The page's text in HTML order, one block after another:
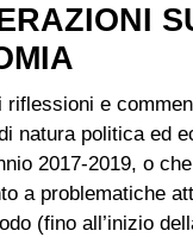
riflessioni e
natura politica ed
2017-2019, o
a problematiche
(fino all’inizio